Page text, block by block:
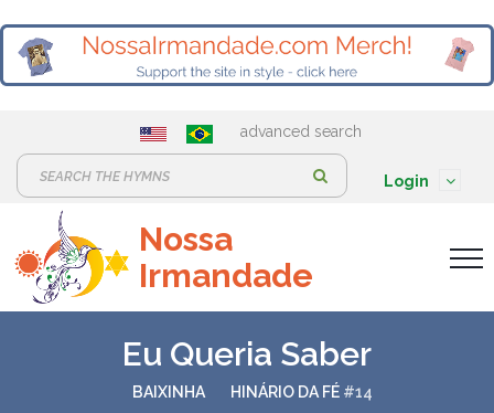
advanced search
e
a
r
:
Login
Nossa
Irmandade
Eu Queria Saber
BAIXINHA HINÁRIO DA FÉ #14